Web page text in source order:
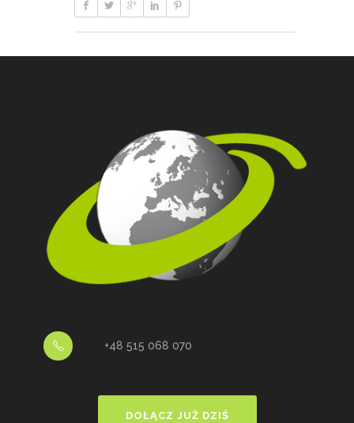
+48 515 068 070
DOŁĄCZ JUŻ DZIŚ